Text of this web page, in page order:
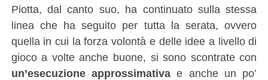
Piotta, dal canto suo, ha continuato sulla stessa
linea che ha seguito per tutta la serata, ovvero
quella in cui la forza volontà e delle idee a livello di
gioco a volte anche buone, si sono scontrate con
un’esecuzione approssimativa e anche un po’